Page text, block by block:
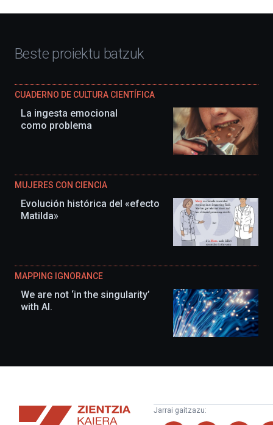
Beste proiektu batzuk
CUADERNO DE CULTURA CIENTÍFICA
La ingesta emocional
como problema
MUJERES CON CIENCIA
Evolución histórica del «efecto
Matilda»
MAPPING IGNORANCE
We are not ‘in the singularity’
with AI.
Zientzia
Kaiera
Jarrai gaitzazu: